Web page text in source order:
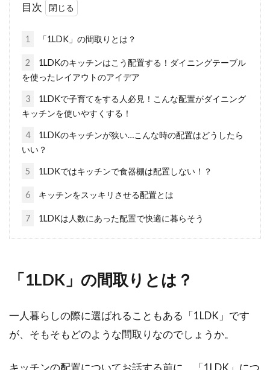
1LDKでは、一人暮らし、カップルや夫婦での二
一石二鳥？1LDKの壁付けキッチンと
リビングは家具で仕切る！
1LDKの賃貸物件に住んでいる方の中には、キッ
チンが壁付けになっているという方も多くいる
窓サッシの色はどう選ぶ？色決めの
注文住宅のメリットは、間取りや外観、仕様な
にあります。...
目次
1 「1LDK」の間取りとは？
2
1LDKのキッチンはこう配置する！ダイニングテーブル
を使ったレイアウトのアイデア
3
1LDKで子育てをする人必見！こんな配置がダイニング
キッチンを使いやすくする！
4
1LDKのキッチンが狭い…こんな時の配置はどうしたら
いい？
5 1LDKではキッチンで食器棚は配置しない！？
6 キッチンをスッキリさせる配置とは
7 1LDKは人数にあった配置で快適に暮らそう
「1LDK」の間取りとは？
一人暮らしの際に選ばれることもある「1LDK」です
が、そもそもどのような間取りなのでしょうか。
キッチンの配置についてお話する前に、「1LDK」につ